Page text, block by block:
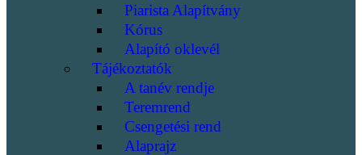
Piarista Alapítvány
Kórus
Alapító oklevél
Tájékoztatók
A tanév rendje
Teremrend
Csengetési rend
Alaprajz